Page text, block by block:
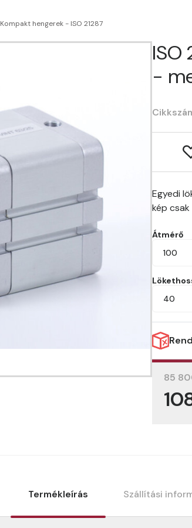
Kompakt hengerek - ISO 21287
ISO
-
Egyedi
kép
Átmérő
100
40
85
Termékleírás Szállítási